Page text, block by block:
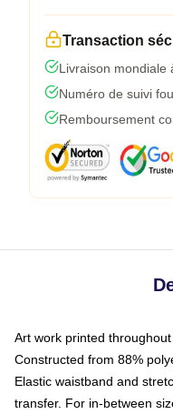
Transaction
Livraison mondiale
Numéro de suivi
Remboursement
Art work printed
Constructed from 88%
Elastic waistband and
transfer. For in-between